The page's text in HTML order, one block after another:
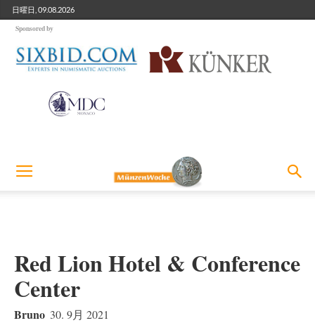
日曜日, 09.08.2026
Sponsored by
Red Lion Hotel & Conference
Center
Bruno 30. 9月 2021